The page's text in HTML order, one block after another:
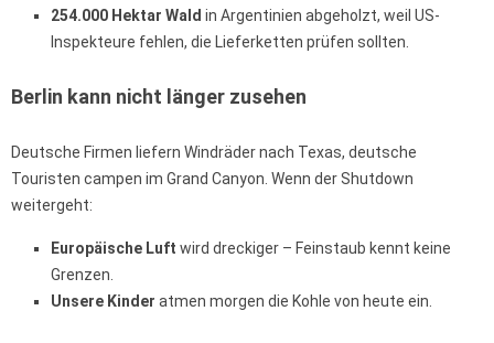
254.000 Hektar Wald in Argentinien abgeholzt, weil US-
Inspekteure fehlen, die Lieferketten prüfen sollten.
Berlin kann nicht länger zusehen
Deutsche Firmen liefern Windräder nach Texas, deutsche
Touristen campen im Grand Canyon. Wenn der Shutdown
weitergeht:
Europäische Luft wird dreckiger – Feinstaub kennt keine
Grenzen.
Unsere Kinder atmen morgen die Kohle von heute ein.